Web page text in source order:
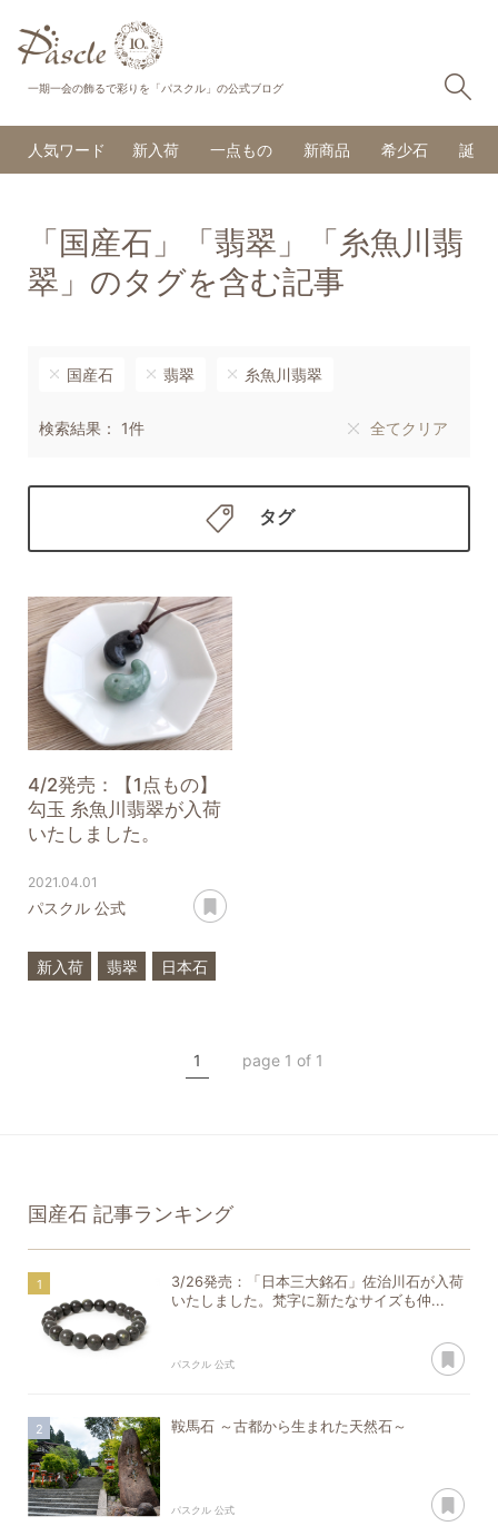
一期一会の飾るで彩りを「パスクル」の公式ブログ
人気ワード 新入荷 一点もの 新商品 希少石 誕生
「国産石」「翡翠」「糸魚川翡
翠」のタグを含む記事
国産石 翡翠 糸魚川翡翠
検索結果： 1件 全てクリア
タグ
4/2発売：【1点もの】
勾玉 糸魚川翡翠が入荷
いたしました。
2021.04.01
パスクル 公式
新入荷 翡翠
日本石
1 page 1 of 1
国産石 記事ランキング
3/26発売：「日本三大銘石」佐治川石が入荷
いたしました。梵字に新たなサイズも仲...
パスクル 公式
鞍馬石 ～古都から生まれた天然石～
パスクル 公式